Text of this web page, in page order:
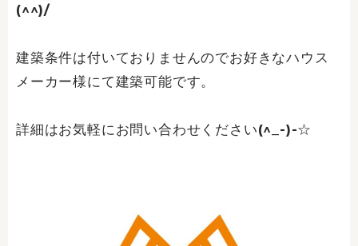
(^^)/
建築条件は付いておりませんのでお好きなハウス
メーカー様にて建築可能です。
詳細はお気軽にお問い合わせください(^_-)-☆